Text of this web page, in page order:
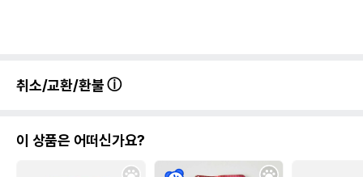
AS책임자와 전화번호
또는 소비자상담 관련
유통기한이 최소 2026.12.08이거나 그
단, 상품명에 유통기한 명시된 경우, 해당
취소/교환/환불
이 상품은 어떠신가요?